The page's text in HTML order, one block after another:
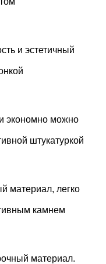
и эстетичный
экономно можно
материал, легко
материал.